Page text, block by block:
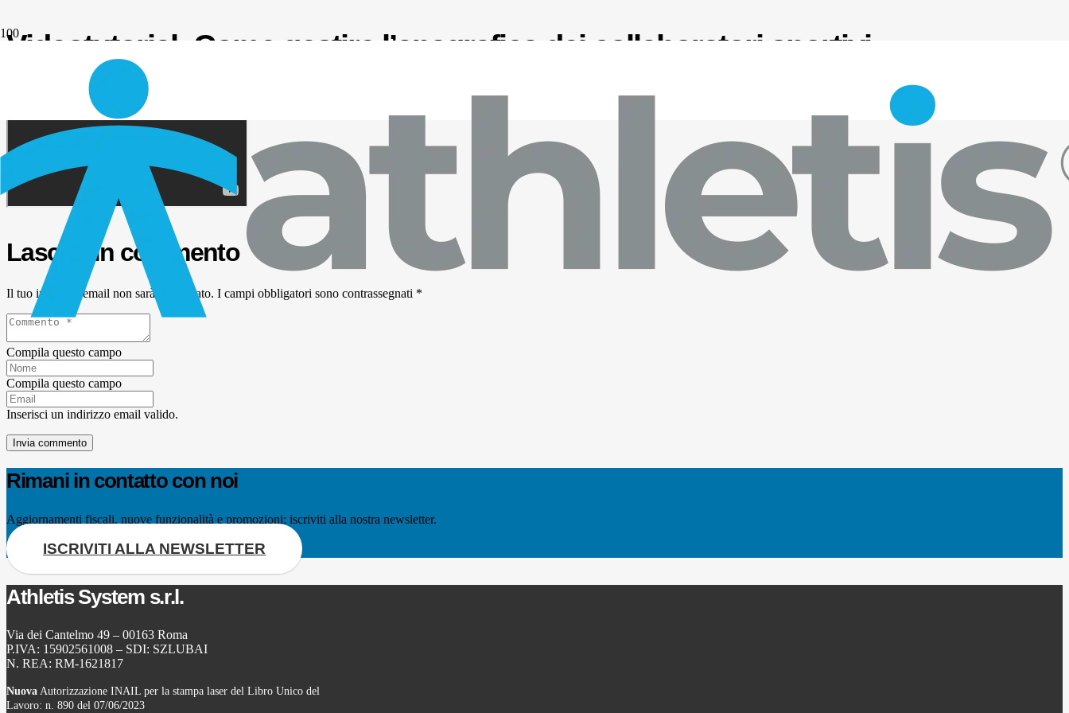
Videotutorial: Come gestire l’anagrafica dei collaboratori sportivi
Lascia un commento
Il tuo indirizzo email non sarà pubblicato. I campi obbligatori sono contrassegnati *
Compila questo campo
Compila questo campo
Inserisci un indirizzo email valido.
Invia commento
Rimani in contatto con noi
Aggiornamenti fiscali, nuove funzionalità e promozioni: iscriviti alla nostra newsletter.
ISCRIVITI ALLA NEWSLETTER
Athletis System s.r.l.
Via dei Cantelmo 49 – 00163 Roma
P.IVA: 15902561008 – SDI: SZLUBAI
N. REA: RM-1621817
Nuova Autorizzazione INAIL per la stampa laser del Libro Unico del
Lavoro: n. 890 del 07/06/2023